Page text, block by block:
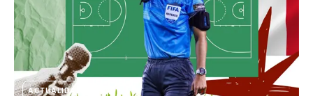
ACTUALIDAD